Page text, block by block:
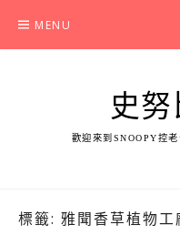
content
MENU
史努
歡迎來到SNOOPY控
標籤: 雅聞香草植物工